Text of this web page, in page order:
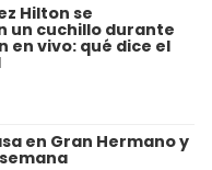
Hilton se
un cuchillo durante
en vivo: qué dice el
en Gran Hermano y